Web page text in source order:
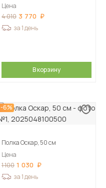
Цена
4 010 3 770
за 1 день
В корзину
-6%
Полка Оскар, 50 см
Цена
1 100 1 030
за 1 день